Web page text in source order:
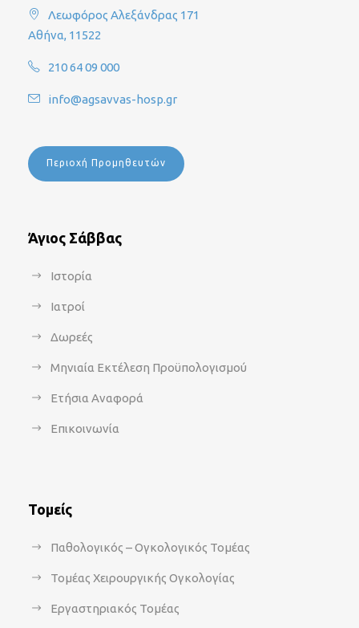
Λεωφόρος Αλεξάνδρας 171
Αθήνα, 11522
210 64 09 000
info@agsavvas-hosp.gr
Περιοχή Προμηθευτών
Άγιος Σάββας
Ιστορία
Ιατροί
Δωρεές
Μηνιαία Εκτέλεση Προϋπολογισμού
Ετήσια Αναφορά
Επικοινωνία
Τομείς
Παθολογικός – Ογκολογικός Τομέας
Τομέας Χειρουργικής Ογκολογίας
Εργαστηριακός Τομέας